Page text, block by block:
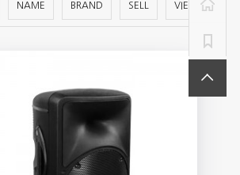
NAME BRAND SELL VIEW